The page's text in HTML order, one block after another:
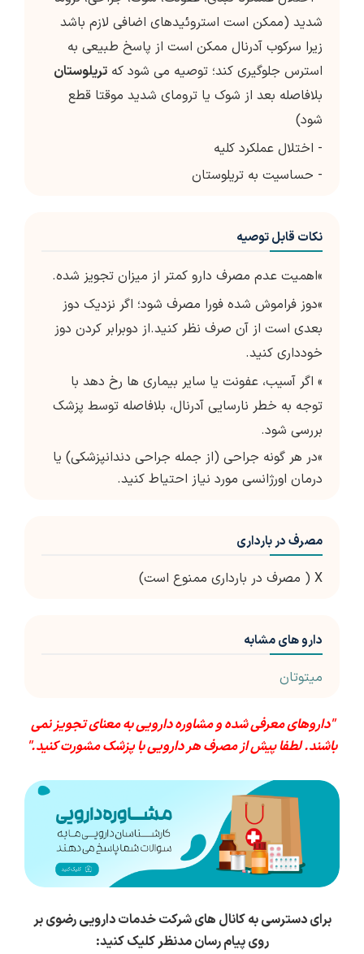
شدید (ممکن است استروئیدهای اضافی لازم باشد
زیرا سرکوب آدرنال ممکن است از پاسخ طبیعی به
استرس جلوگیری کند؛ توصیه می شود که تریلوستان
بلافاصله بعد از شوک یا ترومای شدید موقتا قطع
شود)
- اختلال عملکرد کلیه
- حساسیت به تریلوستان
نکات قابل توصیه
»اهمیت عدم مصرف دارو کمتر از میزان تجویز شده.
»دوز فراموش شده فورا مصرف شود؛ اگر نزدیک دوز
بعدی است از آن صرف نظر کنید.از دوبرابر کردن دوز
خودداری کنید.
» اگر آسیب، عفونت یا سایر بیماری ها رخ دهد با
توجه به خطر نارسایی آدرنال، بلافاصله توسط پزشک
بررسی شود.
»در هر گونه جراحی (از جمله جراحی دندانپزشکی) یا
درمان اورژانسی مورد نیاز احتیاط کنید.
مصرف در بارداری
X ( مصرف در بارداری ممنوع است)
دارو های مشابه
میتوتان
"داروهای معرفی شده و مشاوره دارویی به معنای تجویز نمی
باشند. لطفا پیش از مصرف هر دارویی با پزشک مشورت کنید."
برای دسترسی به کانال های شرکت خدمات دارویی رضوی بر
روی پیام رسان مدنظر کلیک کنید: